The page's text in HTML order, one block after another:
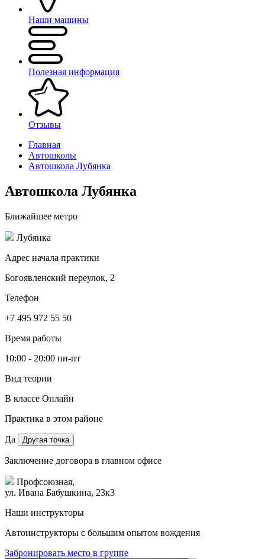
Наши машины
Полезная информация
Отзывы
Главная
Автошколы
Автошкола Лубянка
Автошкола Лубянка
Ближайшее метро
Лубянка
Адрес начала практики
Богоявленский переулок, 2
Телефон
+7 495 972 55 50
Время работы
10:00 - 20:00 пн-пт
Вид теории
В классе Онлайн
Практика в этом районе
Да Другая точка
Заключение договора в главном офисе
Профсоюзная,
ул. Ивана Бабушкина, 23к3
Наши инструкторы
Автоинструкторы с большим опытом вождения
Забронировать место в группе